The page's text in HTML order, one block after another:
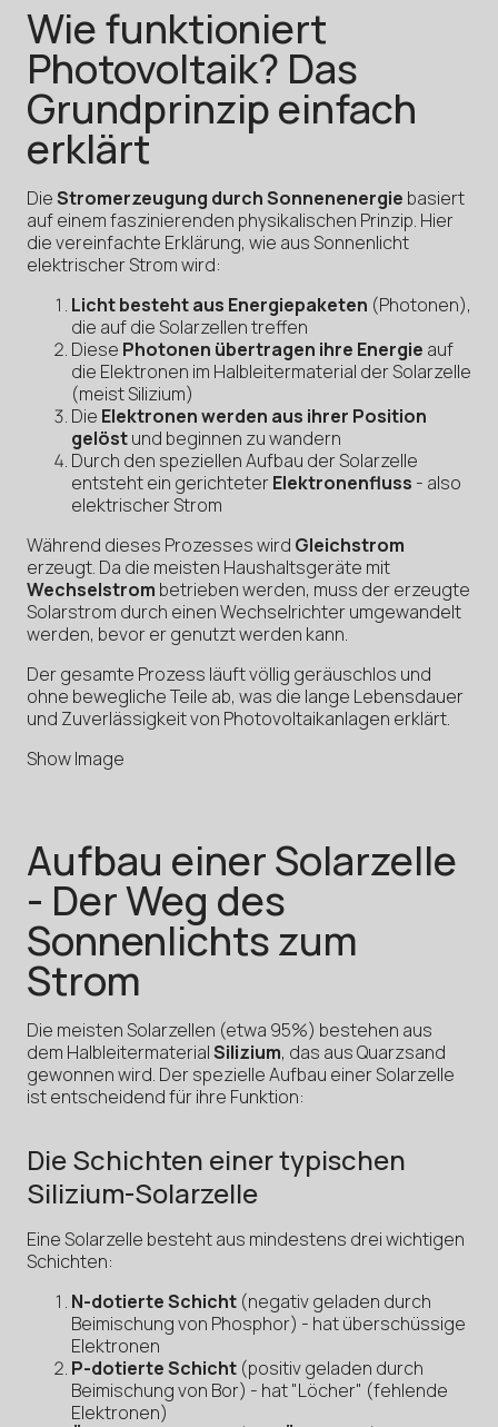
Wie funktioniert
Photovoltaik? Das
Grundprinzip einfach
erklärt
DieStromerzeugung durch Sonnenenergie basiert
auf einem faszinierenden physikalischen Prinzip. Hier
die vereinfachte Erklärung, wie aus Sonnenlicht
elektrischer Strom wird:
Licht besteht aus Energiepaketen (Photonen),
die auf die Solarzellen treffen
Diese Photonen übertragen ihre Energie auf
die Elektronen im Halbleitermaterial der Solarzelle
(meist Silizium)
Die Elektronen werden aus ihrer Position
gelöstund beginnen zu wandern
Durch den speziellen Aufbau der Solarzelle
entsteht ein gerichteterElektronenfluss - also
elektrischer Strom
Während dieses Prozesses wird Gleichstrom
erzeugt. Da die meisten Haushaltsgeräte mit
Wechselstrom betrieben werden, muss der erzeugte
Solarstrom durch einen Wechselrichter umgewandelt
werden, bevor er genutzt werden kann.
Der gesamte Prozess läuft völlig geräuschlos und
ohne bewegliche Teile ab, was die lange Lebensdauer
und Zuverlässigkeit von Photovoltaikanlagen erklärt.
Show Image
Aufbau einer Solarzelle
- Der Weg des
Sonnenlichts zum
Strom
Die meisten Solarzellen (etwa 95%) bestehen aus
dem HalbleitermaterialSilizium, das aus Quarzsand
gewonnen wird. Der spezielle Aufbau einer Solarzelle
ist entscheidend für ihre Funktion:
Die Schichten einer typischen
Silizium-Solarzelle
Eine Solarzelle besteht aus mindestens drei wichtigen
Schichten:
N-dotierte Schicht (negativ geladen durch
Beimischung von Phosphor) - hat überschüssige
Elektronen
P-dotierte Schicht (positiv geladen durch
Beimischung von Bor) - hat "Löcher" (fehlende
Elektronen)